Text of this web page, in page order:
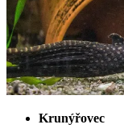
Krunýřovec